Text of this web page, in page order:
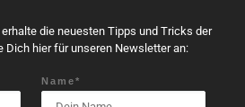
die neuesten Tipps und Tricks der
Dich hier für unseren Newsletter an:
Name*